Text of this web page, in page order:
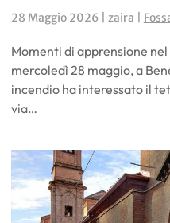
28 Maggio 2026| zaira |
Momenti di apprensione
mercoledì 28 maggio, a
incendio ha interessato il
via…